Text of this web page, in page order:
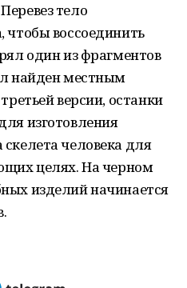
тело
чтобы воссоединить
один из фрагментов
найден местным
версии, останки
изготовления
человека для
целях. На черном
изделий начинается